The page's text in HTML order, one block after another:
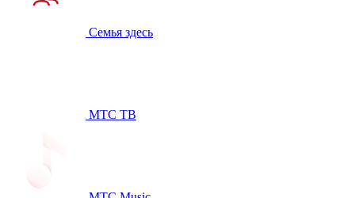
Семья здесь
МТС ТВ